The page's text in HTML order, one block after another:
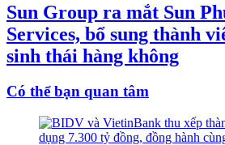
Sun Group ra mắt Sun
Services, bổ sung thành
sinh thái hàng không
Có thể bạn quan tâm